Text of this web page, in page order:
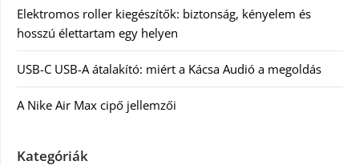
Elektromos roller kiegészítők: biztonság, kényelem és
hosszú élettartam egy helyen
USB-C USB-A átalakító: miért a Kácsa Audió a megoldás
A Nike Air Max cipő jellemzői
Kategóriák